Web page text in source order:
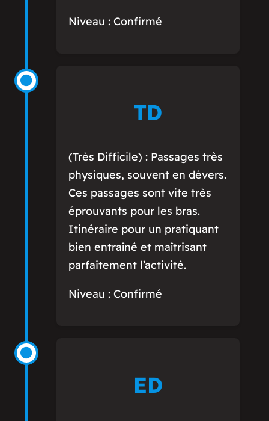
Niveau : Confirmé
TD
(Très Difficile) : Passages très
physiques, souvent en dévers.
Ces passages sont vite très
éprouvants pour les bras.
Itinéraire pour un pratiquant
bien entraîné et maîtrisant
parfaitement l’activité.
Niveau : Confirmé
ED